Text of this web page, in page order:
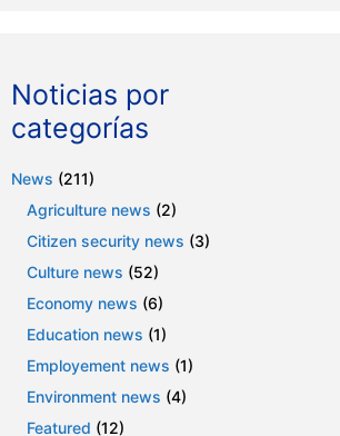
Noticias por
categorías
News (211)
Agriculture news (2)
Citizen security news (3)
Culture news (52)
Economy news (6)
Education news (1)
Employement news (1)
Environment news (4)
Featured (12)